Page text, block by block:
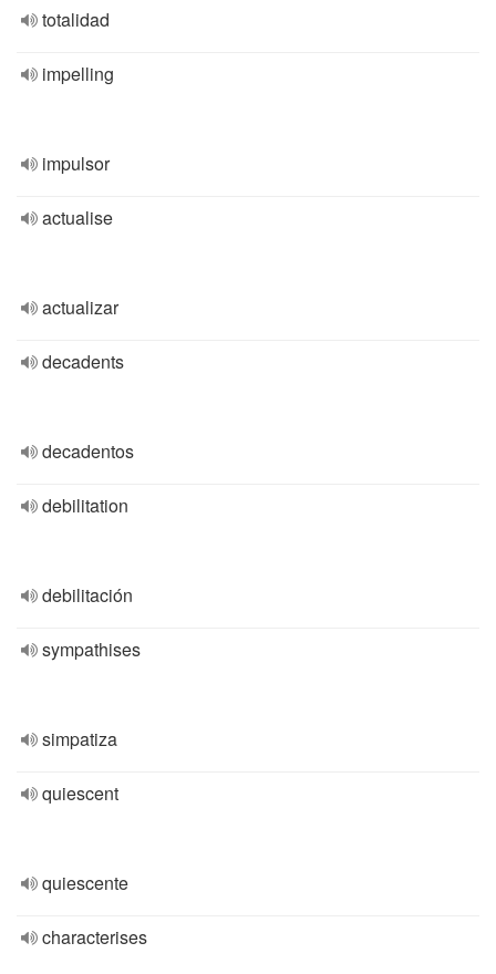
totalidad
impelling
impulsor
actualise
actualizar
decadents
decadentos
debilitation
debilitación
sympathises
simpatiza
quiescent
quiescente
characterises